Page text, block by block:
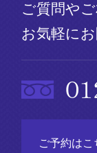
ご質問やご
お気軽に
ご予約はこ